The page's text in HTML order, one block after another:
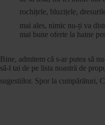
rochițele, bluzițele,
mai ales, nimic nu-ți va
mai bune oferte la haine
Bine, admitem că s-ar putea să
să-l tai de pe lista noastră de
sugestiilor. Spor la cumpărături,